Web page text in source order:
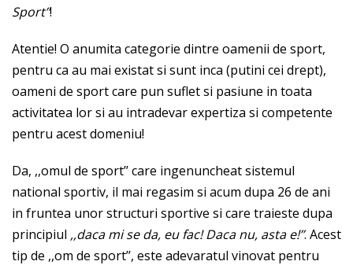
Sport’’!
Atentie! O anumita categorie dintre oamenii de sport,
pentru ca au mai existat si sunt inca (putini cei drept),
oameni de sport care pun suflet si pasiune in toata
activitatea lor si au intradevar expertiza si competente
pentru acest domeniu!
Da, ,,omul de sport’’ care ingenuncheat sistemul
national sportiv, il mai regasim si acum dupa 26 de ani
in fruntea unor structuri sportive si care traieste dupa
principiul ,,daca mi se da, eu fac! Daca nu, asta e!’’. Acest
tip de ,,om de sport’’, este adevaratul vinovat pentru